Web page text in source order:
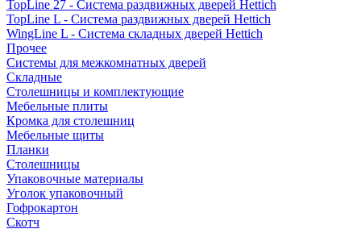
TopLine 27 - Система раздвижных дверей Hettich
TopLine L - Система раздвижных дверей Hettich
WingLine L - Система складных дверей Hettich
Прочее
Системы для межкомнатных дверей
Складные
Столешницы и комплектующие
Мебельные плиты
Кромка для столешниц
Мебельные щиты
Планки
Столешницы
Упаковочные материалы
Уголок упаковочный
Гофрокартон
Скотч